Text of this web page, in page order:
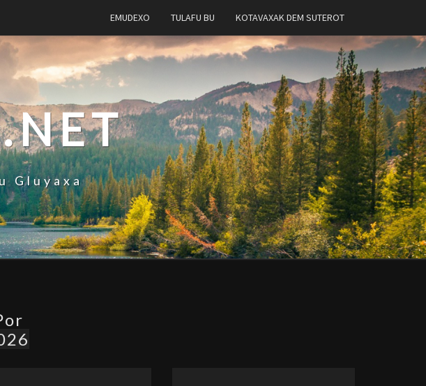
EMUDEXO TULAFU BU KOTAVAXAK DEM SUTEROT
Gluyaxa